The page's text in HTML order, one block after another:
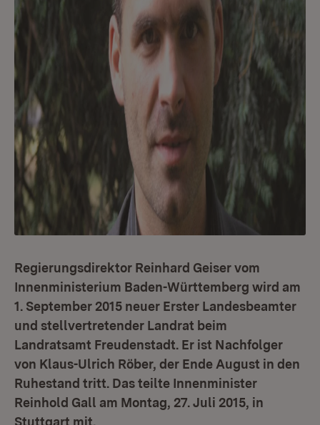
Regierungsdirektor Reinhard Geiser vom
Innenministerium Baden-Württemberg wird am
1. September 2015 neuer Erster Landesbeamter
und stellvertretender Landrat beim
Landratsamt Freudenstadt. Er ist Nachfolger
von Klaus-Ulrich Röber, der Ende August in den
Ruhestand tritt. Das teilte Innenminister
Reinhold Gall am Montag, 27. Juli 2015, in
Stuttgart mit.